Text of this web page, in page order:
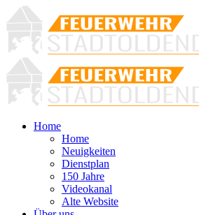
Home
Home
Neuigkeiten
Dienstplan
150 Jahre
Videokanal
Alte Website